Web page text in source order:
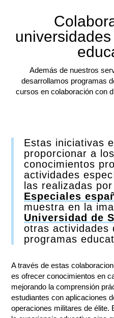
Además de nuestros
desarrollamos programas
cursos en colaboración con
Estas iniciativas
proporcionar a
conocimientos
actividades
las realizadas
Especiales
muestra en la
Universidad de
otras actividades
programas
A través de estas
es ofrecer conocimientos en
mejorando la comprensión
estudiantes con aplicaciones
operaciones militares de élite.